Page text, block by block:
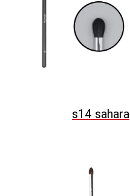
s14 sahara